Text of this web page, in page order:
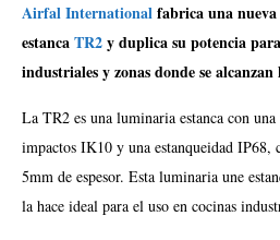
Airfal Internationalfabrica una
estancaTR2y duplica su potencia
industriales y zonas donde se alcanzan
La TR2 es una luminaria estanca con
impactos IK10 y una estanqueidad IP68,
5mm de espesor. Esta luminaria une
la hace ideal para el uso en cocinas